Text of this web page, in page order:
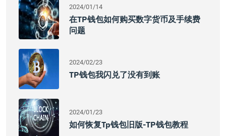
2024/01/14
在TP钱包如何购买数字货币及手续费
问题
2024/02/23
TP钱包我闪兑了没有到账
2024/01/23
如何恢复tp钱包旧版-TP钱包教程